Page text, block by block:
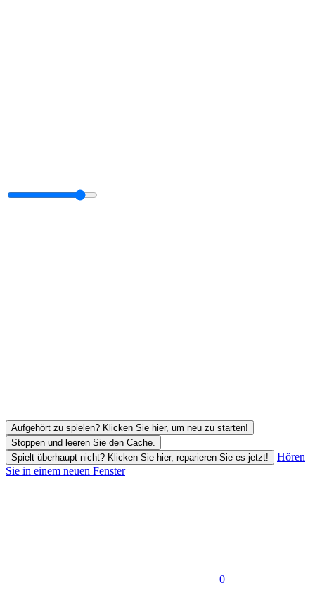
Aufgehört zu spielen? Klicken Sie hier, um neu zu starten!
Stoppen und leeren Sie den Cache.
Spielt überhaupt nicht? Klicken Sie hier, reparieren Sie es jetzt!
Hören
Sie in einem neuen Fenster
0